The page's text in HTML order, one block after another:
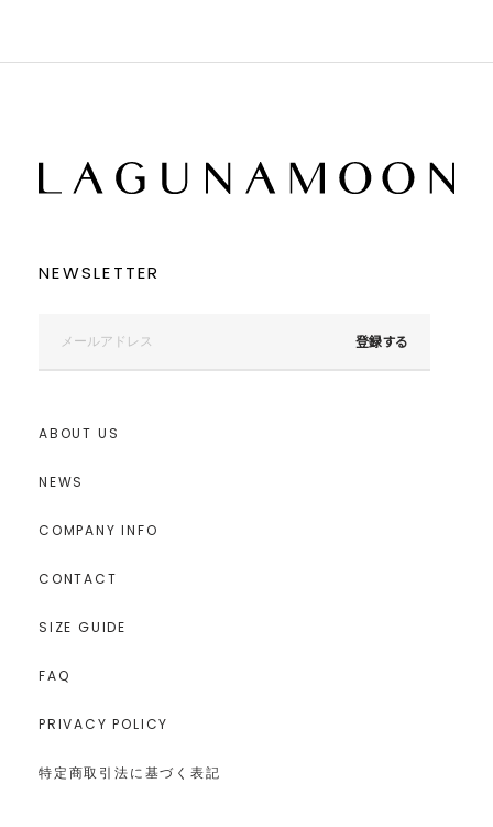
NEWSLETTER
登録する
ABOUT US
NEWS
COMPANY INFO
CONTACT
SIZE GUIDE
FAQ
PRIVACY POLICY
特定商取引法に基づく表記